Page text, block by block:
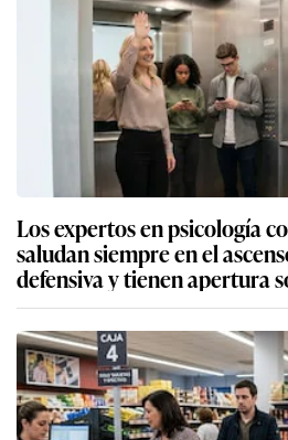
Los expertos en psicología
saludan siempre en el
defensiva y tienen apertura